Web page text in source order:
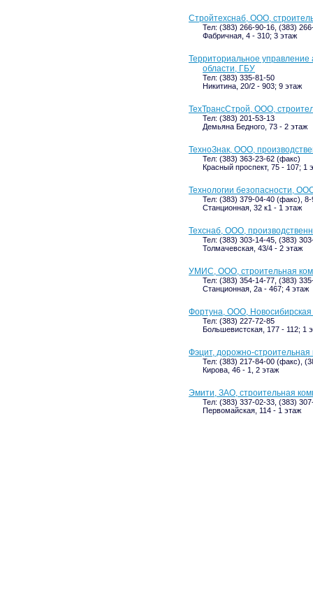
Стройтехснаб, ООО,
Тел: (383) 266-90-16, (383)
Фабричная, 4 - 310; 3 этаж
Территориальное
области, ГБУ
Тел: (383) 335-81-50
Никитина, 20/2 - 903; 9 этаж
ТехТрансСтрой, ООО,
Тел: (383) 201-53-13
Демьяна Бедного, 73 - 2 этаж
ТехноЗнак, ООО,
Тел: (383) 363-23-62 (факс)
Красный проспект, 75 - 107; 1
Технологии безопасности,
Тел: (383) 379-04-40 (факс),
Станционная, 32 к1 - 1 этаж
Техснаб, ООО,
Тел: (383) 303-14-45, (383)
Толмачевская, 43/4 - 2 этаж
УМИС, ООО, строительная
Тел: (383) 354-14-77, (383)
Станционная, 2а - 467; 4 этаж
Фортуна, ООО, Новосибирская
Тел: (383) 227-72-85
Большевистская, 177 - 112; 1
Фэцит, дорожно-строительная
Тел: (383) 217-84-00 (факс),
Кирова, 46 - 1, 2 этаж
Эмити, ЗАО, строительная
Тел: (383) 337-02-33, (383)
Первомайская, 114 - 1 этаж